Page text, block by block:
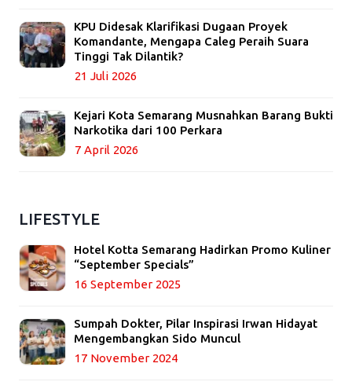
KPU Didesak Klarifikasi Dugaan Proyek
Komandante, Mengapa Caleg Peraih Suara
Tinggi Tak Dilantik?
21 Juli 2026
Kejari Kota Semarang Musnahkan Barang Bukti
Narkotika dari 100 Perkara
7 April 2026
LIFESTYLE
Hotel Kotta Semarang Hadirkan Promo Kuliner
“September Specials”
16 September 2025
Sumpah Dokter, Pilar Inspirasi Irwan Hidayat
Mengembangkan Sido Muncul
17 November 2024